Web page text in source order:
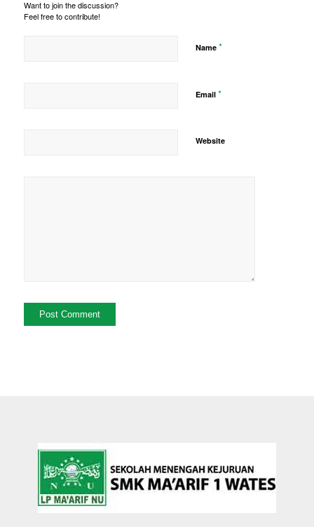
Want to join the discussion?
Feel free to contribute!
Name *
Email *
Website